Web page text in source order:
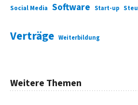
Social Media Software Start-up
Verträge Weiterbildung
Weitere Themen